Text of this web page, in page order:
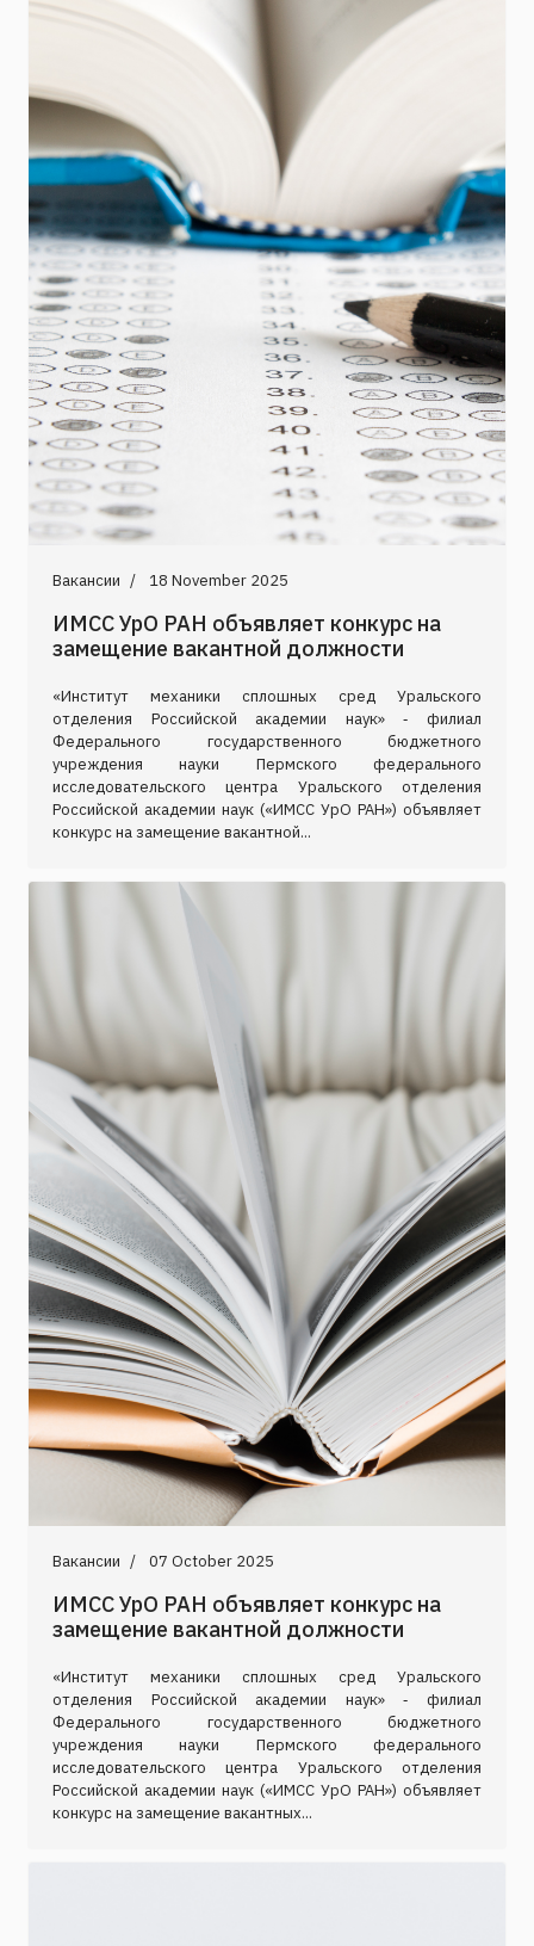
Вакансии 18 November 2025
ИМСС УрО РАН объявляет конкурс на
замещение вакантной должности
«Институт механики сплошных сред Уральского
отделения Российской академии наук» ‑ филиал
Федерального государственного бюджетного
учреждения науки Пермского федерального
исследовательского центра Уральского отделения
Российской академии наук («ИМСС УрО РАН») объявляет
конкурс на замещение вакантной...
Вакансии 07 October 2025
ИМСС УрО РАН объявляет конкурс на
замещение вакантной должности
«Институт механики сплошных сред Уральского
отделения Российской академии наук» ‑ филиал
Федерального государственного бюджетного
учреждения науки Пермского федерального
исследовательского центра Уральского отделения
Российской академии наук («ИМСС УрО РАН») объявляет
конкурс на замещение вакантных...